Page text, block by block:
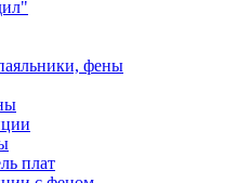
фены
плат